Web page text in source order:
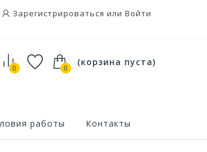
Зарегистрироваться или Войти
0
(корзина пуста)
0
работы Контакты